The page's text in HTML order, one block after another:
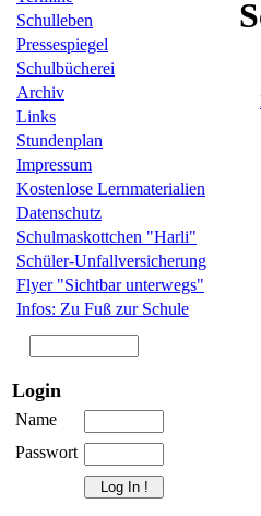
Schulleben
Pressespiegel
Schulbücherei
Archiv
Links
Stundenplan
Impressum
Kostenlose Lernmaterialien
Datenschutz
Schulmaskottchen "Harli"
Schüler-Unfallversicherung
Flyer "Sichtbar unterwegs"
Infos: Zu Fuß zur Schule
Login
Name
Passwort